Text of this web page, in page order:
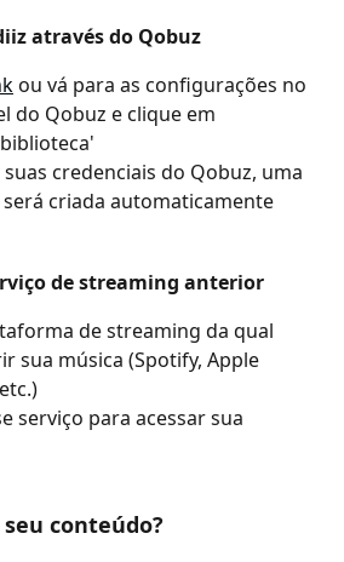
através do Qobuz
ou vá para as configurações no
do Qobuz e clique em
credenciais do Qobuz, uma
criada automaticamente
de streaming anterior
de streaming da qual
sua música (Spotify, Apple
serviço para acessar sua
conteúdo?